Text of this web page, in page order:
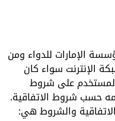
الإمارات للدواء ومن
الإنترنت سواء كان
على شروط
حسب شروط الاتفاقية.
والشروط هي: